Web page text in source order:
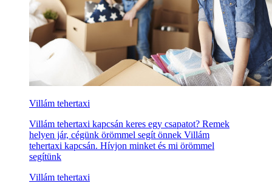
Villám tehertaxi
Villám tehertaxi kapcsán keres egy csapatot? Remek
helyen jár, cégünk örömmel segít önnek Villám
tehertaxi kapcsán. Hívjon minket és mi örömmel
segítünk
Villám tehertaxi